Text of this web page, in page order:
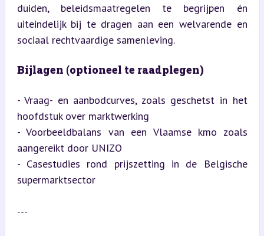
duiden, beleidsmaatregelen te begrijpen én
uiteindelijk bij te dragen aan een welvarende en
sociaal rechtvaardige samenleving.
Bijlagen (optioneel te raadplegen)
- Vraag- en aanbodcurves, zoals geschetst in het
hoofdstuk over marktwerking
- Voorbeeldbalans van een Vlaamse kmo zoals
aangereikt door UNIZO
- Casestudies rond prijszetting in de Belgische
supermarktsector
---